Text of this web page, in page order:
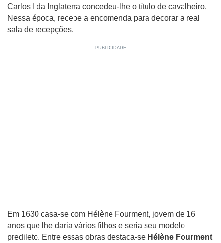
Carlos I da Inglaterra concedeu-lhe o título de cavalheiro.
Nessa época, recebe a encomenda para decorar a real
sala de recepções.
Em 1630 casa-se com Hélène Fourment, jovem de 16
anos que lhe daria vários filhos e seria seu modelo
predileto. Entre essas obras destaca-se Hélène Fourment